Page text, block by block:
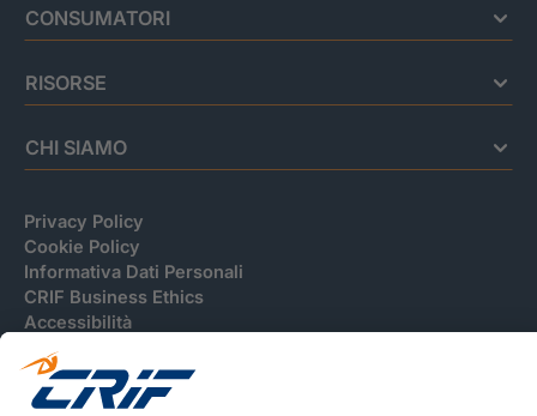
CONSUMATORI
RISORSE
CHI SIAMO
Privacy Policy
Cookie Policy
Informativa Dati Personali
CRIF Business Ethics
Accessibilità
Informativa Privacy Relativa Al Sistema Di Informazioni
Creditizie